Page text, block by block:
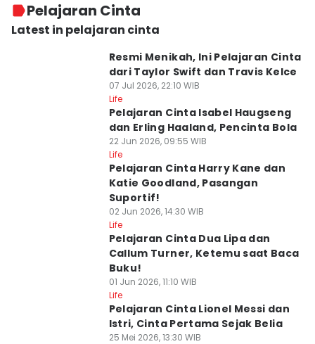
Pelajaran Cinta
Latest in pelajaran cinta
Resmi Menikah, Ini Pelajaran Cinta
dari Taylor Swift dan Travis Kelce
07 Jul 2026, 22:10 WIB
Life
Pelajaran Cinta Isabel Haugseng
dan Erling Haaland, Pencinta Bola
22 Jun 2026, 09:55 WIB
Life
Pelajaran Cinta Harry Kane dan
Katie Goodland, Pasangan
Suportif!
02 Jun 2026, 14:30 WIB
Life
Pelajaran Cinta Dua Lipa dan
Callum Turner, Ketemu saat Baca
Buku!
01 Jun 2026, 11:10 WIB
Life
Pelajaran Cinta Lionel Messi dan
Istri, Cinta Pertama Sejak Belia
25 Mei 2026, 13:30 WIB